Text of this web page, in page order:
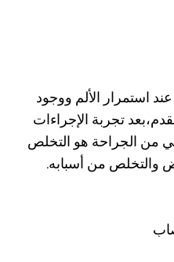
استمرار الألم ووجود
تجربة الإجراءات
من الجراحة هو التخلص
والتخلص من أسبابه.